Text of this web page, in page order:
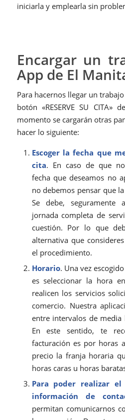
iniciarla y emplearla sin
Encargar un
App de El
Para hacernos llegar un
botón «RESERVE SU CITA»
momento se cargarán otras
hacer lo siguiente:
Escoger la fecha que
cita. En caso de que
fecha que deseamos no
no debemos pensar que
Se debe,
jornada completa de
cuestión. Por lo que
alternativa que
el procedimiento.
Horario. Una vez
es seleccionar la hora
realicen los servicios
comercio. Nuestra
entre intervalos de media
En este sentido, te
facturación es por horas
precio la franja horaria
horas caras u horas
Para poder realizar el
información de
permitan comunicarnos